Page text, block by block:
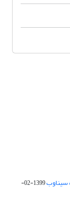
سیناوب
1399-02-